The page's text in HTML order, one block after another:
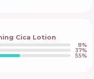
Cica Lotion
8%
37%
55%